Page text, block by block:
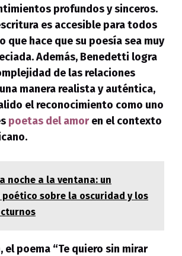
profundos y sinceros.
es accesible para todos
que hace que su poesía sea muy
Además, Benedetti logra
de las relaciones
manera realista y auténtica,
el reconocimiento como uno
poetas del amoren el contexto
noche a la ventana: un
sobre la oscuridad y los
el poema “Te quiero sin mirar